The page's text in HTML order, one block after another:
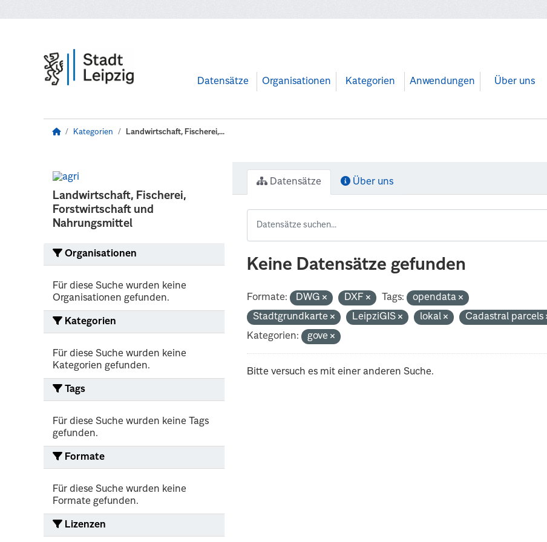
Datensätze Organisationen Kategorien Anwendungen Über uns
Kategorien Landwirtschaft, Fischerei,...
Landwirtschaft, Fischerei,
Forstwirtschaft und
Nahrungsmittel
Organisationen
Für diese Suche wurden keine
Organisationen gefunden.
Kategorien
Für diese Suche wurden keine
Kategorien gefunden.
Tags
Für diese Suche wurden keine Tags
gefunden.
Formate
Für diese Suche wurden keine
Formate gefunden.
Lizenzen
Datensätze Über uns
Keine Datensätze gefunden
Formate: DWG DXF Tags:
opendata
Stadtgrundkarte
LeipziGIS lokal
Cadastral parcels
Kategorien:
gove
Bitte versuch es mit einer anderen Suche.